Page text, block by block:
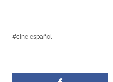
cine español